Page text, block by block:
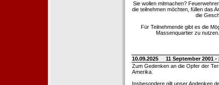
Sie wollen mitmachen?
die teilnehmen möchten, füllen das
die
Für Teilnehmende gibt es die
Massenquartier zu
10.09.2025
11 September 2001
Zum Gedenken an die Opfer der
Amerika.
Insbesondere gilt unser Andenken